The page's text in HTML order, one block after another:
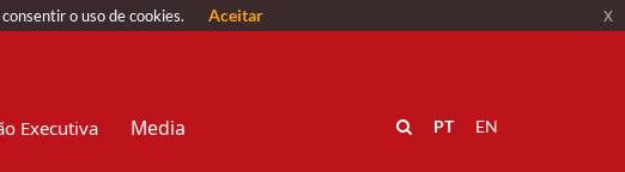
Executiva Media EN
PT
o uso de cookies. Aceitar x